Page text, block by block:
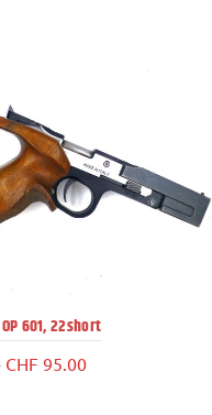
601, 22short
Le
CHF 95.00Le